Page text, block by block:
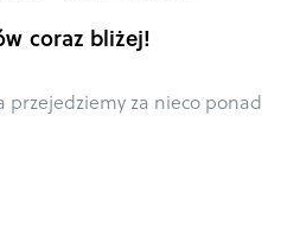
coraz bliżej!
przejedziemy za nieco ponad